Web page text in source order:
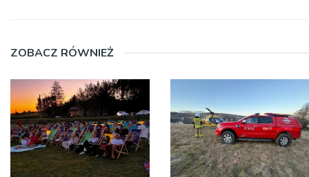
ZOBACZ RÓWNIEŻ